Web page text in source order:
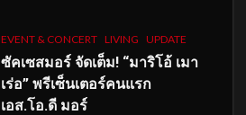
EVENT & CONCERT LIVING UPDATE
ซัคเซสมอร์ จัดเต็ม! “มาริโอ้ เมา
เร่อ” พรีเซ็นเตอร์คนแรก
เอส.โอ.ดี มอร์